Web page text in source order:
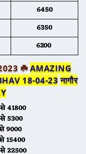
6450
6350
6200
☘️AMAZING
18-04-23 नागौर